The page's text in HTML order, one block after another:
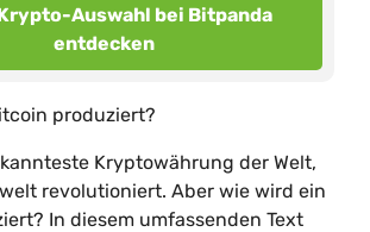
Auswahl bei Bitpanda
entdecken
produziert?
Kryptowährung der Welt,
revolutioniert. Aber wie wird ein
In diesem umfassenden Text